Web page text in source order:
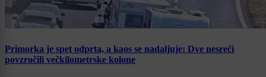
Primorka je spet odprta, a kaos se nadaljuje: Dve nesreči
povzročili večkilometrske kolone